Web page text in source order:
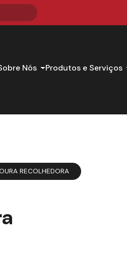
Nós Produtos e Serviços
RECOLHEDORA